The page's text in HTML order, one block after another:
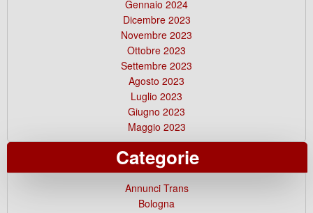
Gennaio 2024
Dicembre 2023
Novembre 2023
Ottobre 2023
Settembre 2023
Agosto 2023
Luglio 2023
Giugno 2023
Maggio 2023
Categorie
Annunci Trans
Bologna